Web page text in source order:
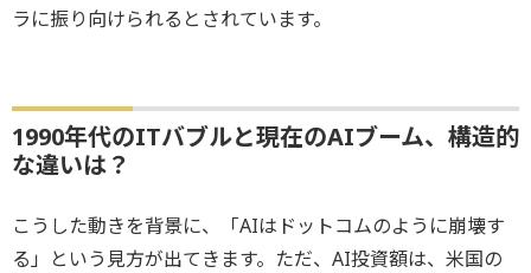
ラに振り向けられるとされています。
1990年代のITバブルと現在のAIブーム、構造的
な違いは？
こうした動きを背景に、「AIはドットコムのように崩壊す
る」という見方が出てきます。ただ、AI投資額は、米国の